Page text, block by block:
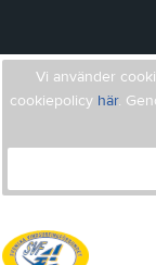
Vi använder
cookiepolicy här.